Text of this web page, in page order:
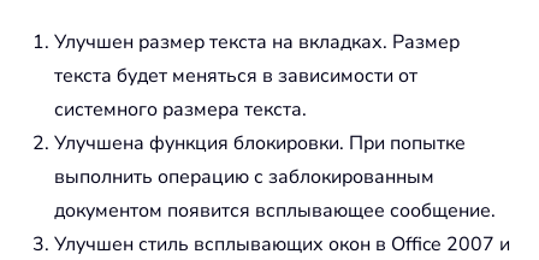
Улучшен размер текста на вкладках. Размер
текста будет меняться в зависимости от
системного размера текста.
Улучшена функция блокировки. При попытке
выполнить операцию с заблокированным
документом появится всплывающее сообщение.
Улучшен стиль всплывающих окон в Office 2007 и